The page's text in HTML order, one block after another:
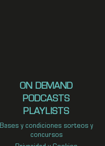
ON DEMAND
PODCASTS
PLAYLISTS
Bases y condiciones sorteos y
concursos